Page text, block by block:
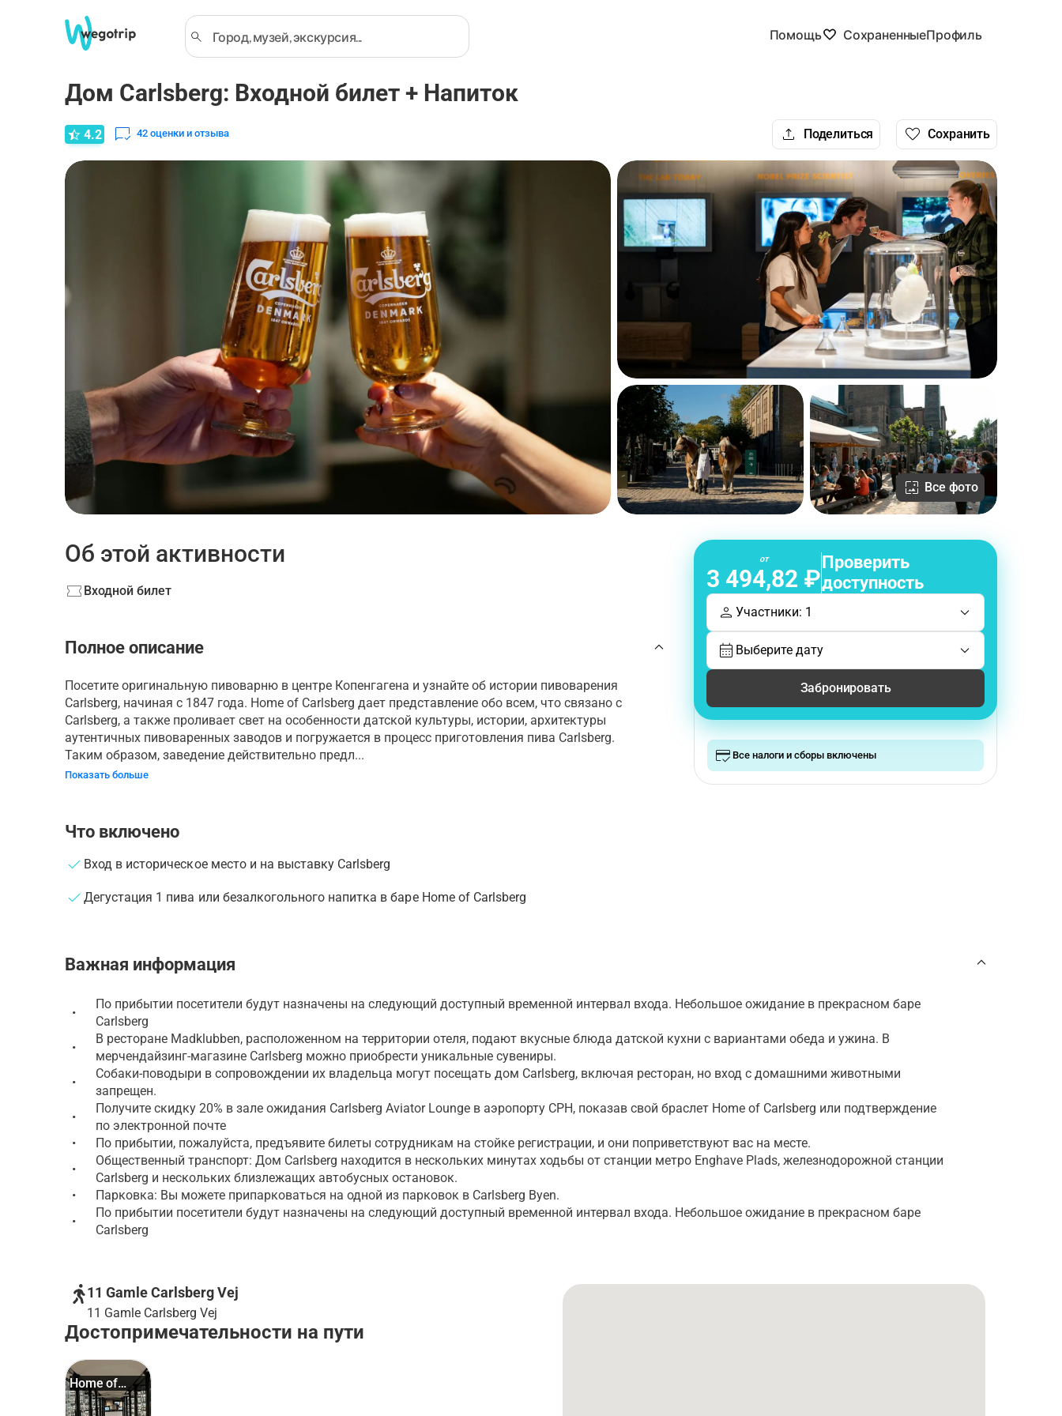
Помощь СохраненныеПрофиль
Дом Carlsberg: Входной билет + Напиток
4.2 42 оценки и отзыва Поделиться Сохранить
Все фото
Об этой активности
Входной билет
от
3 494,82 ₽
Проверить
доступность
Участники: 1
Выберите дату
Забронировать
Все налоги и сборы включены
Полное описание
Посетите оригинальную пивоварню в центре Копенгагена и узнайте об истории пивоварения
Carlsberg, начиная с 1847 года. Home of Carlsberg дает представление обо всем, что связано с
Carlsberg, а также проливает свет на особенности датской культуры, истории, архитектуры
аутентичных пивоваренных заводов и погружается в процесс приготовления пива Carlsberg.
Таким образом, заведение действительно предл...
Показать больше
Что включено
Вход в историческое место и на выставку Carlsberg
Дегустация 1 пива или безалкогольного напитка в баре Home of Carlsberg
Важная информация
•
По прибытии посетители будут назначены на следующий доступный временной интервал входа. Небольшое ожидание в прекрасном баре
Carlsberg
•
В ресторане Madklubben, расположенном на территории отеля, подают вкусные блюда датской кухни с вариантами обеда и ужина. В
мерчендайзинг-магазине Carlsberg можно приобрести уникальные сувениры.
•
Собаки-поводыри в сопровождении их владельца могут посещать дом Carlsberg, включая ресторан, но вход с домашними животными
запрещен.
•
Получите скидку 20% в зале ожидания Carlsberg Aviator Lounge в аэропорту CPH, показав свой браслет Home of Carlsberg или подтверждение
по электронной почте
•
По прибытии, пожалуйста, предъявите билеты сотрудникам на стойке регистрации, и они поприветствуют вас на месте.
•
Общественный транспорт: Дом Carlsberg находится в нескольких минутах ходьбы от станции метро Enghave Plads, железнодорожной станции
Carlsberg и нескольких близлежащих автобусных остановок.
•
Парковка: Вы можете припарковаться на одной из парковок в Carlsberg Byen.
•
По прибытии посетители будут назначены на следующий доступный временной интервал входа. Небольшое ожидание в прекрасном баре
Carlsberg
11 Gamle Carlsberg Vej
11 Gamle Carlsberg Vej
Достопримечательности на пути
Home of
Carlsberg